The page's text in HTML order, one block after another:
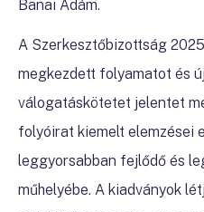
Banai Ádám.
A Szerkesztőbizottság
megkezdett folyamatot és
válogatáskötetet jelentet
folyóirat kiemelt elemzései
leggyorsabban fejlődő és
műhelyébe. A kiadványok